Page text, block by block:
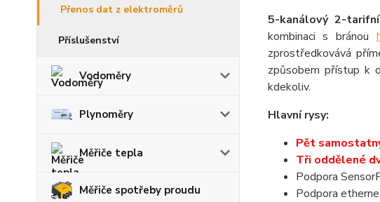
Přenos dat z elektroměrů
Příslušenství
Vodoměry
Plynoměry
Měřiče tepla
Měřiče spotřeby proudu
5-kanálový 2-
kombinaci s bránou
zprostředkovává
způsobem přístup k
kdekoliv.
Hlavní rysy:
Pět
Tři oddělené
Podpora
Podpora